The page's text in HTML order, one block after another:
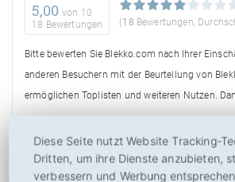
5,00 von 10
18 Bewertungen
(18 Bewertungen,
Bitte bewerten Sie Blekko.com nach Ihrer
anderen Besuchern mit der Beurteilung von
ermöglichen Toplisten und weiteren Nutzen.
Diese Seite nutzt Website Tracking-
Dritten, um ihre Dienste anzubieten,
verbessern und Werbung